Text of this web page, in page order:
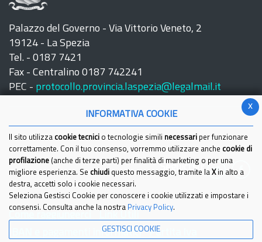
Palazzo del Governo - Via Vittorio Veneto, 2
19124 - La Spezia
Tel. - 0187 7421
Fax - Centralino 0187 742241
PEC - protocollo.provincia.laspezia@legalmail.it
Seguici su:
IBAN e pagamenti informatici
Partita Iva
x
INFORMATIVA COOKIE
Il sito utilizza cookie tecnici o tecnologie simili necessari per funzionare
correttamente. Con il tuo consenso, vorremmo utilizzare anche cookie di
profilazione (anche di terze parti) per finalità di marketing o per una
migliore esperienza. Se chiudi questo messaggio, tramite la Xin alto a
destra, accetti solo i cookie necessari.
Seleziona Gestisci Cookie per conoscere i cookie utilizzati e impostare i
consensi. Consulta anche la nostra Privacy Policy.
GESTISCI COOKIE